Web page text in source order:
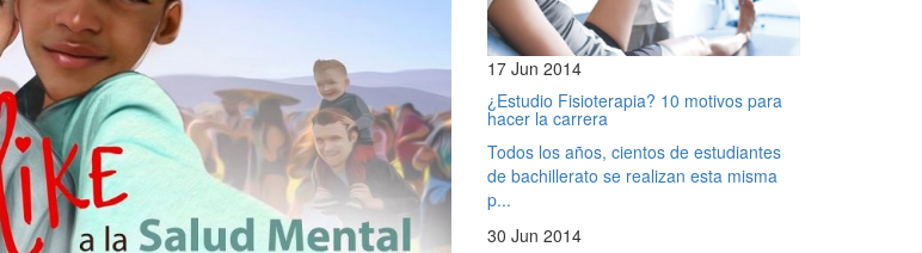
17 Jun 2014
¿Estudio Fisioterapia? 10 motivos para
hacer la carrera
Todos los años, cientos de estudiantes
de bachillerato se realizan esta misma
p...
30 Jun 2014